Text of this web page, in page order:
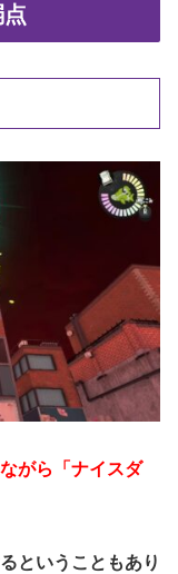
がら「ナイスダ
ということもあり